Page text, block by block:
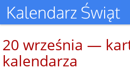
20 września —
kalendarza